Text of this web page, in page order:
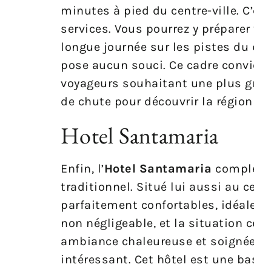
minutes à pied du centre-ville.
services. Vous pourrez y
longue journée sur les pistes
pose aucun souci. Ce cadre
voyageurs souhaitant une plus
de chute pour découvrir la
Hotel Santamaria
Enfin, l’Hotel Santamaria
traditionnel. Situé lui aussi au
parfaitement confortables,
non négligeable, et la situation
ambiance chaleureuse et
intéressant. Cet hôtel est une